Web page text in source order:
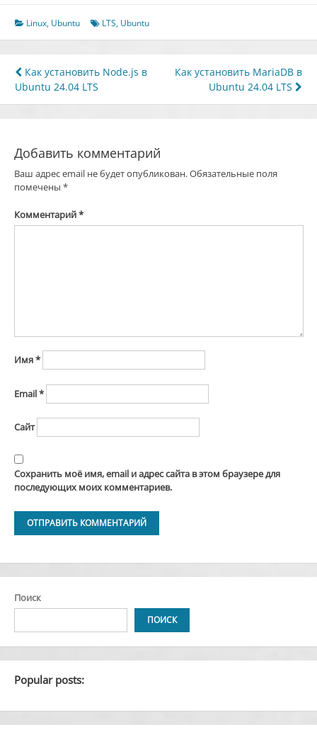
Linux, Ubuntu LTS, Ubuntu
Навигация
по
Как установить Node.js в
Ubuntu 24.04 LTS
Как установить MariaDB в
Ubuntu 24.04 LTS
Добавить комментарий
Ваш адрес email не будет опубликован.Обязательные поля
помечены *
Комментарий*
Имя*
Email*
Сайт
Сохранить моё имя, email и адрес сайта в этом браузере для
последующих моих комментариев.
Поиск
ПОИСК
Popular posts: